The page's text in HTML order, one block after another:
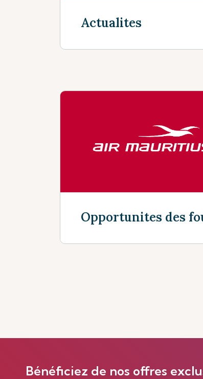
Actualites
Opportunites des
Bénéficiez de nos offres